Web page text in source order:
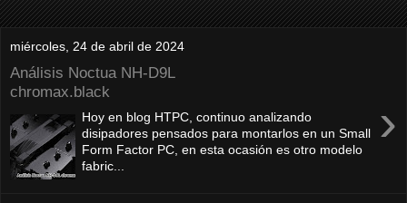
miércoles, 24 de abril de 2024
Análisis Noctua NH-D9L
chromax.black
›
Hoy en blog HTPC, continuo analizando
disipadores pensados para montarlos en un Small
Form Factor PC, en esta ocasión es otro modelo
fabric...